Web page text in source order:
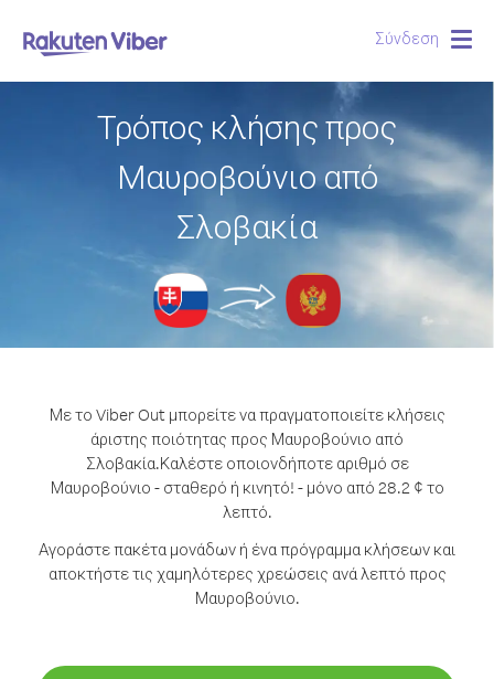
Σύνδεση
Τρόπος κλήσης προς
Μαυροβούνιο από
Σλοβακία
Με το Viber Out μπορείτε να πραγματοποιείτε κλήσεις
άριστης ποιότητας προς Μαυροβούνιο από
Σλοβακία.Καλέστε οποιονδήποτε αριθμό σε
Μαυροβούνιο - σταθερό ή κινητό! - μόνο από 28.2 ¢ το
λεπτό.
Αγοράστε πακέτα μονάδων ή ένα πρόγραμμα κλήσεων και
αποκτήστε τις χαμηλότερες χρεώσεις ανά λεπτό προς
Μαυροβούνιο.